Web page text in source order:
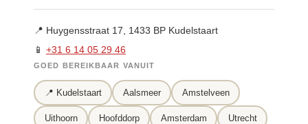
📍 Huygensstraat 17, 1433 BP Kudelstaart
📱 +31 6 14 05 29 46
GOED BEREIKBAAR VANUIT
📍 Kudelstaart Aalsmeer Amstelveen
Uithoorn Hoofddorp Amsterdam Utrecht